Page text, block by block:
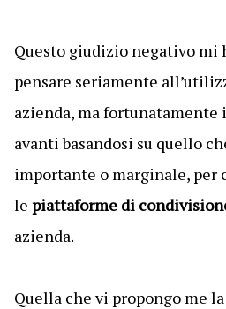
Questo giudizio negativo mi
pensare seriamente
azienda, ma fortunatamente
avanti basandosi su quello
importante o marginale, per
le piattaforme di
azienda.
Quella che vi propongo me